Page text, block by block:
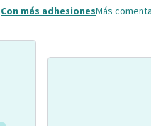
Con más adhesionesMás